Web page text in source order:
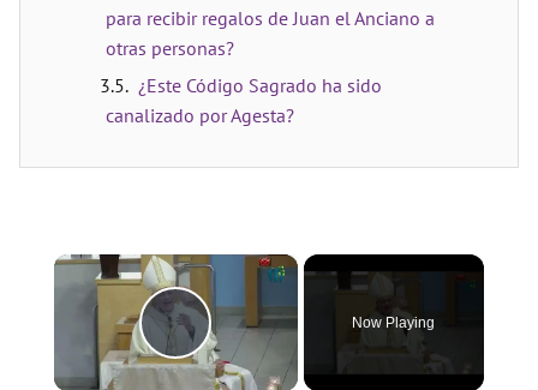
para recibir regalos de Juan el Anciano a
otras personas?
¿Este Código Sagrado ha sido
canalizado por Agesta?
×
Play Video
Now Playing